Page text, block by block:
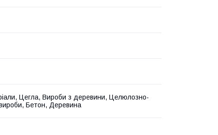
Цегла, Вироби з деревини, Целюлозно-
вироби, Бетон, Деревина